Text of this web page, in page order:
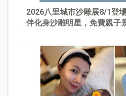
2026八里城市沙雕展8/1登
伴化身沙雕明星，免費親子